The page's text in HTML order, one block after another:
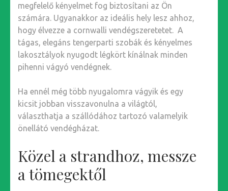
megfelelő kényelmet fog biztosítani az Ön
számára. Ugyanakkor az ideális hely lesz ahhoz,
hogy élvezze a cornwalli vendégszeretetet. A
tágas, elegáns tengerparti szobák és kényelmes
lakosztályok nyugodt légkört kínálnak minden
pihenni vágyó vendégnek.
Ha ennél még több nyugalomra vágyik és egy
kicsit jobban visszavonulna a világtól,
választhatja a szállódához tartozó valamelyik
önellátó vendégházat.
Közel a strandhoz, messze
a tömegektől